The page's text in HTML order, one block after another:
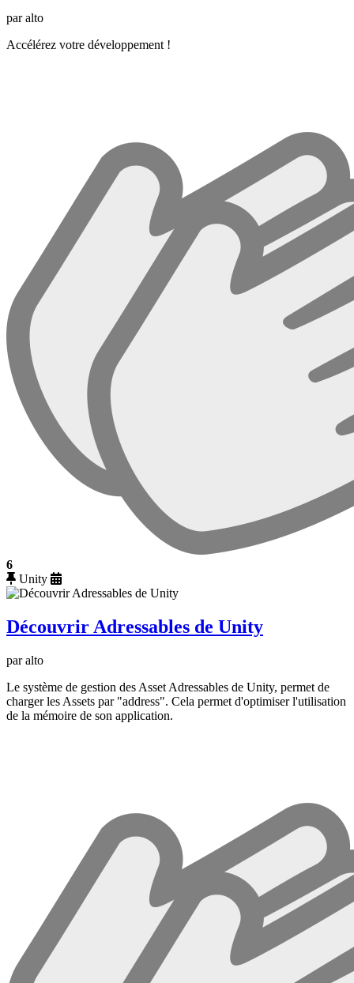
par alto
Accélérez votre développement !
6
Unity
Découvrir Adressables de Unity
par alto
Le système de gestion des Asset Adressables de Unity, permet de
charger les Assets par "address". Cela permet d'optimiser l'utilisation
de la mémoire de son application.